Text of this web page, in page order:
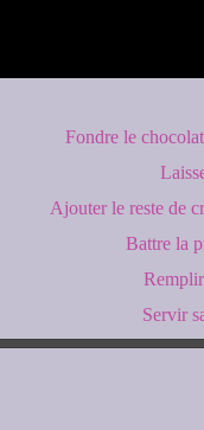
Fondre le
Ajouter le reste de
Battre la
Servir